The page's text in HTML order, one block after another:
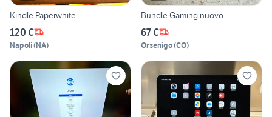
Kindle Paperwhite
120 €
Napoli(NA)
Bundle Gaming nuovo
67 €
Orsenigo(CO)